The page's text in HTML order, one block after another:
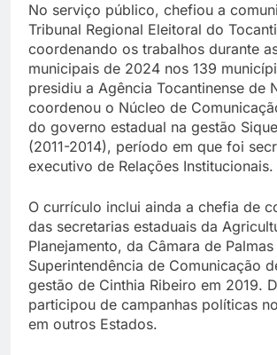
No serviço público, chefiou a
Tribunal Regional Eleitoral do
coordenando os trabalhos durante
municipais de 2024 nos 139
presidiu a Agência Tocantinense de
coordenou o Núcleo de
do governo estadual na gestão
(2011-2014), período em que foi
executivo de Relações Institucionais.
O currículo inclui ainda a chefia de
das secretarias estaduais da
Planejamento, da Câmara de Palmas
Superintendência de Comunicação
gestão de Cinthia Ribeiro em 2019.
participou de campanhas políticas
em outros Estados.